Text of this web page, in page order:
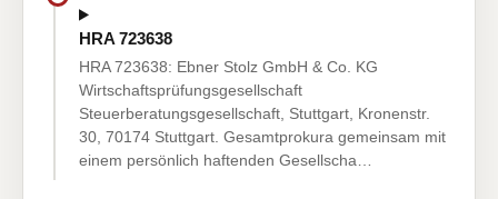
HRA 723638
HRA 723638: Ebner Stolz GmbH & Co. KG
Wirtschaftsprüfungsgesellschaft
Steuerberatungsgesellschaft, Stuttgart, Kronenstr.
30, 70174 Stuttgart. Gesamtprokura gemeinsam mit
einem persönlich haftenden Gesellscha…